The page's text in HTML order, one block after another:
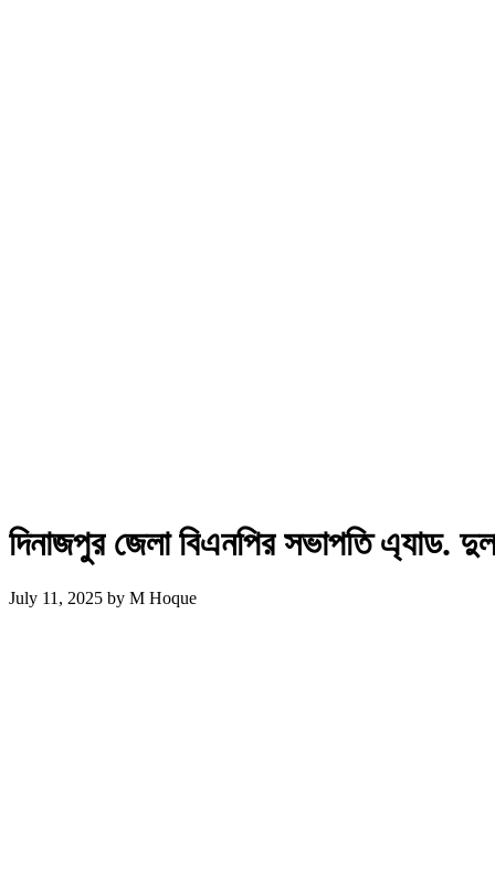
দিনাজপুর জেলা বিএনপির সভাপতি এ্যাড.
July 11, 2025 by M Hoque